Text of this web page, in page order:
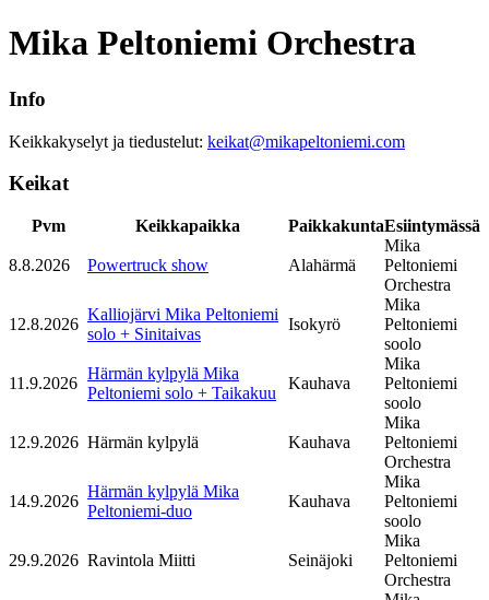
Mika Peltoniemi Orchestra
Info
Keikkakyselyt ja tiedustelut: keikat@mikapeltoniemi.com
Keikat
Pvm Keikkapaikka PaikkakuntaEsiintymässä
8.8.2026 Powertruck show Alahärmä
Mika
Peltoniemi
Orchestra
12.8.2026
Kalliojärvi Mika Peltoniemi
solo + Sinitaivas
Isokyrö
Mika
Peltoniemi
soolo
11.9.2026
Härmän kylpylä Mika
Peltoniemi solo + Taikakuu
Kauhava
Mika
Peltoniemi
soolo
12.9.2026 Härmän kylpylä Kauhava
Mika
Peltoniemi
Orchestra
14.9.2026
Härmän kylpylä Mika
Peltoniemi-duo
Kauhava
Mika
Peltoniemi
soolo
29.9.2026 Ravintola Miitti Seinäjoki
Mika
Peltoniemi
Orchestra